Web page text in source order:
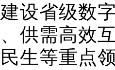
设省级数
供需高效
生等重点